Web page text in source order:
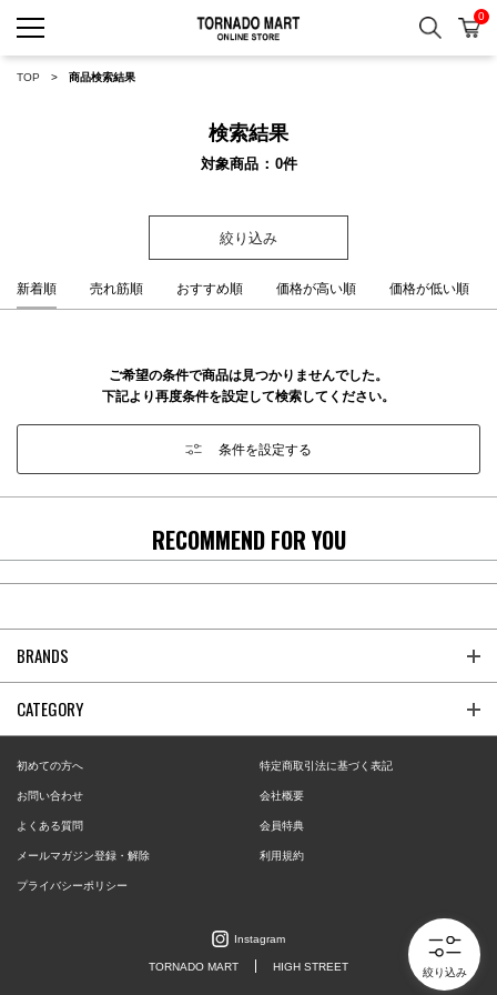
検索 カ
0
TOP 商品検索結果
検索結果
対象商品 0件
絞り込み
新着順 売れ筋順 おすすめ順 価格が高い順 価格が低い順
ご希望の条件で商品は見つかりませんでした。
下記より再度条件を設定して検索してください。
条件を設定する
RECOMMEND FOR YOU
絞り込み
BRANDS
CATEGORY
初めての方へ 特定商取引法に基づく表記
お問い合わせ 会社概要
よくある質問 会員特典
メールマガジン登録・解除 利用規約
プライバシーポリシー
Instagram
TORNADO MART HIGH STREET